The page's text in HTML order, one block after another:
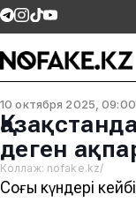
10 октября 2025, 09:00
деген
Коллаж: nofake.kz/
Соңғы күндері